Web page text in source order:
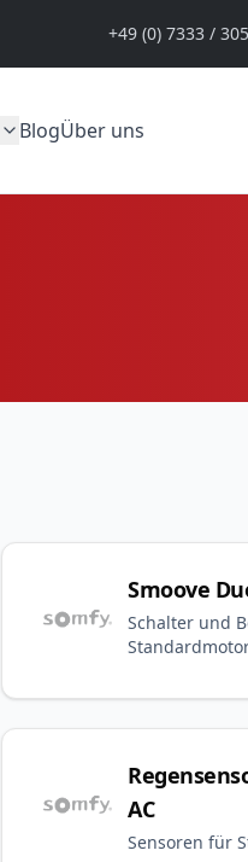
+49 (0) 7333 /
BlogÜber uns
Smoove
Schalter und
AC
Sensoren für